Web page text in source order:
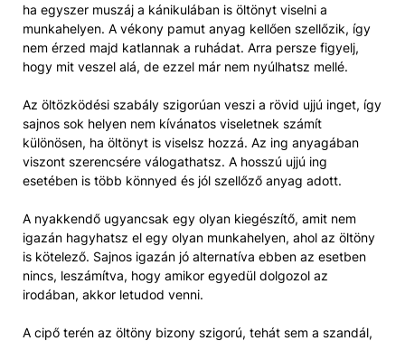
ha egyszer muszáj a kánikulában is öltönyt viselni a
munkahelyen. A vékony pamut anyag kellően szellőzik, így
nem érzed majd katlannak a ruhádat. Arra persze figyelj,
hogy mit veszel alá, de ezzel már nem nyúlhatsz mellé.
Az öltözködési szabály szigorúan veszi a rövid ujjú inget, így
sajnos sok helyen nem kívánatos viseletnek számít
különösen, ha öltönyt is viselsz hozzá. Az ing anyagában
viszont szerencsére válogathatsz. A hosszú ujjú ing
esetében is több könnyed és jól szellőző anyag adott.
A nyakkendő ugyancsak egy olyan kiegészítő, amit nem
igazán hagyhatsz el egy olyan munkahelyen, ahol az öltöny
is kötelező. Sajnos igazán jó alternatíva ebben az esetben
nincs, leszámítva, hogy amikor egyedül dolgozol az
irodában, akkor letudod venni.
A cipő terén az öltöny bizony szigorú, tehát sem a szandál,